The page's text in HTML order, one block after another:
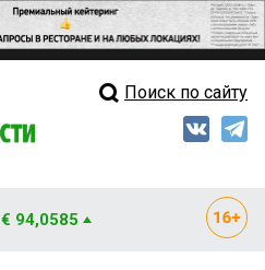
Свежий выпускПоиск по сайту
€ 94,0585